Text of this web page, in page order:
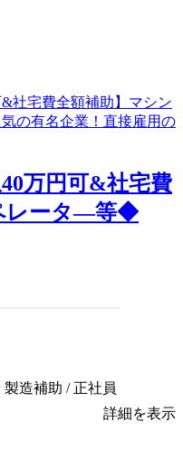
40万円可&社宅費
レータ―等◆
造補助 / 正社員
詳細を表示